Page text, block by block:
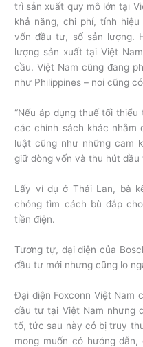
trì sản xuất quy mô lớn tại
khả năng, chi phí, tính
vốn đầu tư, số sản lượng.
lượng sản xuất tại Việt
cầu. Việt Nam cũng đang
như Philippines – nơi cũng
“Nếu áp dụng thuế tối
các chính sách khác nhằm
luật cũng như những cam
giữ dòng vốn và thu hút đầu
Lấy ví dụ ở Thái Lan, bà
chóng tìm cách bù đắp
tiền điện.
Tương tự, đại diện của
đầu tư mới nhưng cũng lo
Đại diện Foxconn Việt Nam
đầu tư tại Việt Nam nhưng
tố, tức sau này có bị truy
mong muốn có hướng